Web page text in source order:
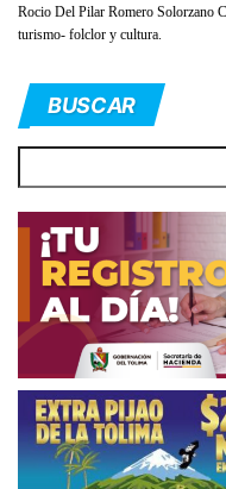
Rocio Del Pilar Romero Solorzano
turismo- folclor y cultura.
BUSCAR